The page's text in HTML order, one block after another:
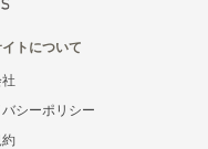
トについて
シーポリシー